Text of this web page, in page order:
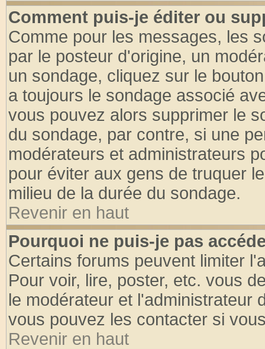
Comment puis-je éditer ou
Comme pour les messages, les
par le posteur d'origine, un
un sondage, cliquez sur le
a toujours le sondage associé
vous pouvez alors supprimer le
du sondage, par contre, si une
modérateurs et administrateurs
pour éviter aux gens de truquer
milieu de la durée du sondage.
Revenir en haut
Pourquoi ne puis-je pas
Certains forums peuvent limiter
Pour voir, lire, poster, etc. vous
le modérateur et l'administrateur
vous pouvez les contacter si
Revenir en haut